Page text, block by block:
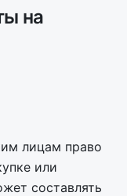
на
лицам право
или
составлять